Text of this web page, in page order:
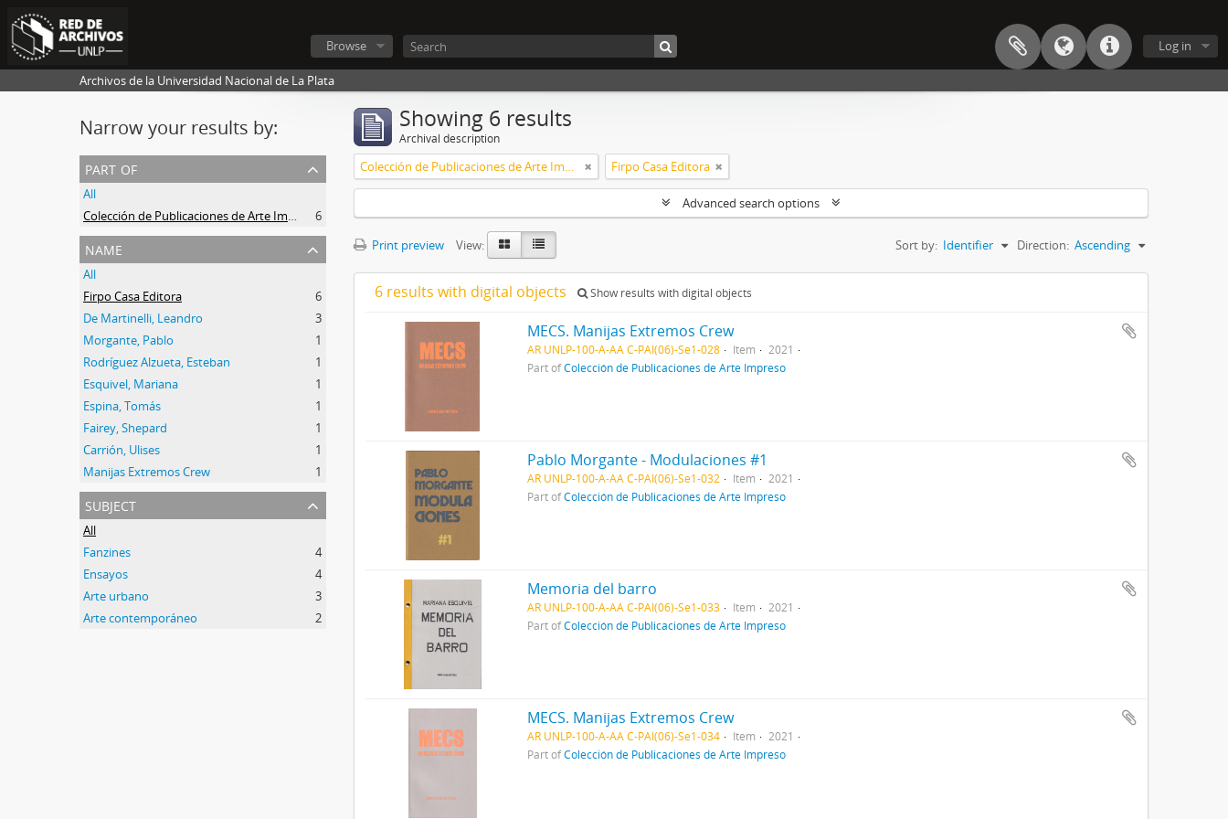
Log in
Browse
Archivos de la Universidad Nacional de La Plata
Narrow your results by:
part of
All
Colección de Publicaciones de Arte Impreso
6
name
All
Firpo Casa Editora
6
De Martinelli, Leandro
3
Morgante, Pablo
1
Rodríguez Alzueta, Esteban
1
Esquivel, Mariana
1
Espina, Tomás
1
Fairey, Shepard
1
Carrión, Ulises
1
Manijas Extremos Crew
1
subject
All
Fanzines
4
Ensayos
4
Arte urbano
3
Arte contemporáneo
2
Showing 6 results
Archival description
Colección de Publicaciones de Arte Impreso Firpo Casa Editora
Advanced search options
Print preview View: Sort by: Identifier Direction: Ascending
6 results with digital objects Show results with digital objects
MECS. Manijas Extremos Crew
AR UNLP-100-A-AA C-PAI(06)-Se1-028 Item
2021
Part ofColección de Publicaciones de Arte Impreso
Pablo Morgante - Modulaciones #1
AR UNLP-100-A-AA C-PAI(06)-Se1-032 Item
2021
Part ofColección de Publicaciones de Arte Impreso
Memoria del barro
AR UNLP-100-A-AA C-PAI(06)-Se1-033 Item
2021
Part ofColección de Publicaciones de Arte Impreso
MECS. Manijas Extremos Crew
AR UNLP-100-A-AA C-PAI(06)-Se1-034 Item
2021
Part ofColección de Publicaciones de Arte Impreso